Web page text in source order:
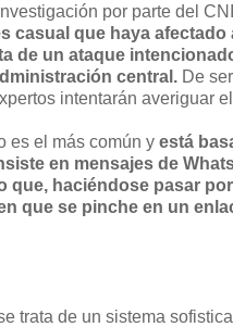
por parte del CNI
casual que haya afectado
de un ataque
central. De ser
intentarán averiguar
es el más común y está
en mensajes de
que, haciéndose pasar
que se pinche en un
trata de un sistema